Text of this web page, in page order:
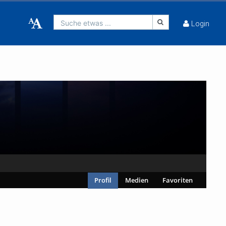
Suche etwas ... Login
Profil Medien Favoriten